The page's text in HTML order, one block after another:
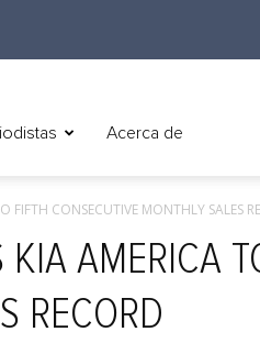
Acerca de
FIFTH CONSECUTIVE MONTHLY SALES
KIA AMERICA
RECORD